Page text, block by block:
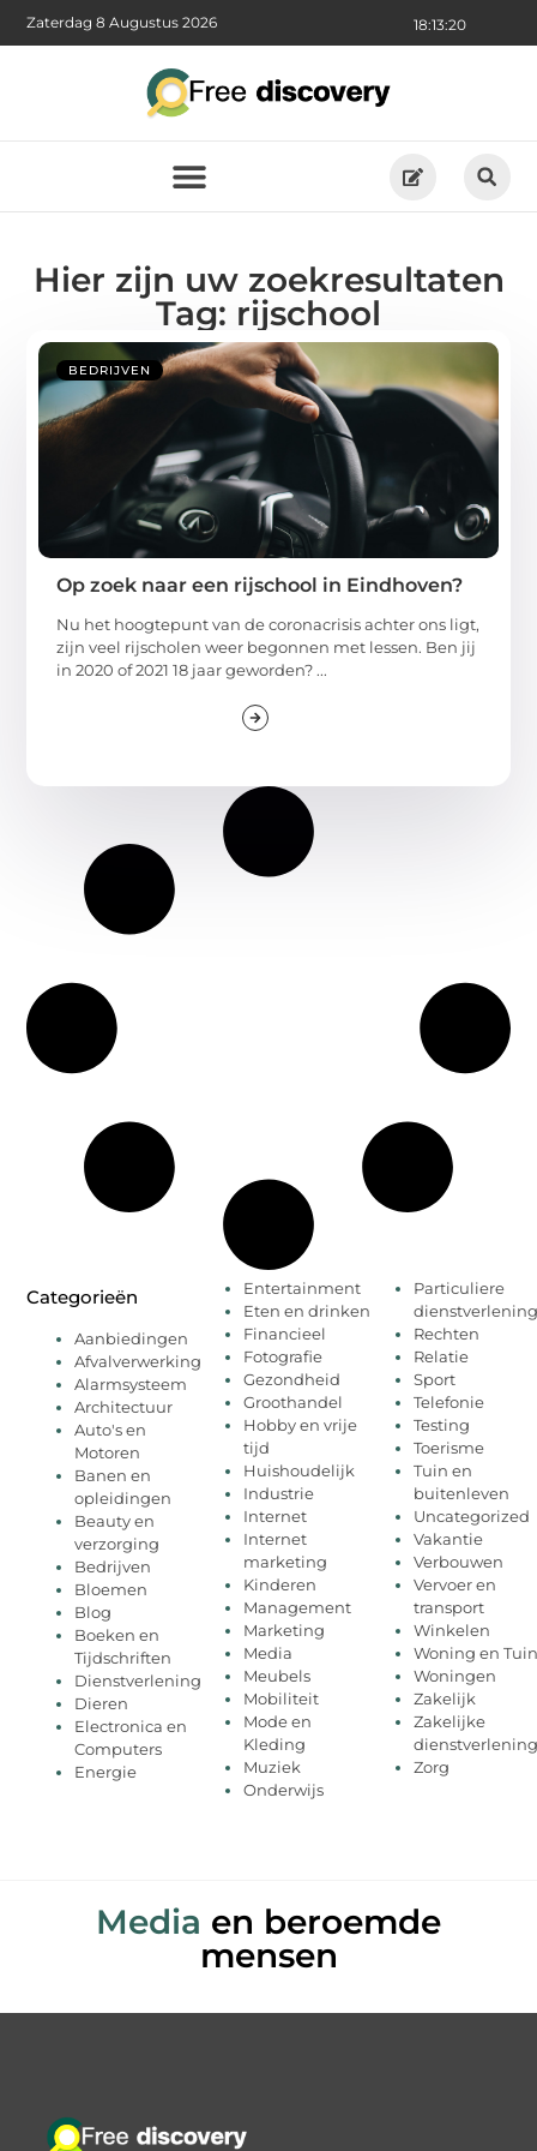
18:13:21
Zaterdag 8 Augustus 2026
Hier zijn uw zoekresultaten
Tag: rijschool
BEDRIJVEN
Op zoek naar een rijschool in Eindhoven?
Nu het hoogtepunt van de coronacrisis achter ons ligt,
zijn veel rijscholen weer begonnen met lessen. Ben jij
in 2020 of 2021 18 jaar geworden? ...
Categorieën
Aanbiedingen
Afvalverwerking
Alarmsysteem
Architectuur
Auto's en
Motoren
Banen en
opleidingen
Beauty en
verzorging
Bedrijven
Bloemen
Blog
Boeken en
Tijdschriften
Dienstverlening
Dieren
Electronica en
Computers
Energie
Entertainment
Eten en drinken
Financieel
Fotografie
Gezondheid
Groothandel
Hobby en vrije
tijd
Huishoudelijk
Industrie
Internet
Internet
marketing
Kinderen
Management
Marketing
Media
Meubels
Mobiliteit
Mode en
Kleding
Muziek
Onderwijs
Particuliere
dienstverlening
Rechten
Relatie
Sport
Telefonie
Testing
Toerisme
Tuin en
buitenleven
Uncategorized
Vakantie
Verbouwen
Vervoer en
transport
Winkelen
Woning en Tuin
Woningen
Zakelijk
Zakelijke
dienstverlening
Zorg
Media en beroemde
mensen